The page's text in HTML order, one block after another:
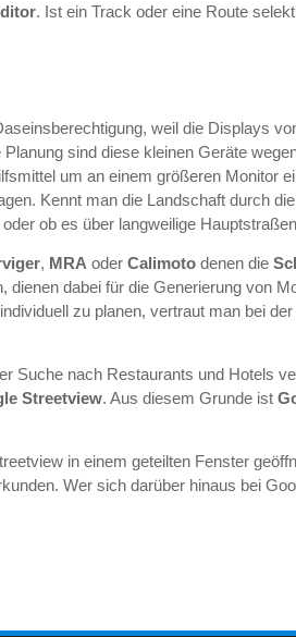
. Ist ein Track oder eine Route
weil die Displays
sind diese kleinen Geräte
um an einem größeren Monitor
Kennt man die Landschaft durch
ob es über langweilige
, MRA oderCalimotodenen die
dabei für die Generierung von
zu planen, vertraut man bei
Suche nach Restaurants und Hotels
Streetview. Aus diesem Grunde ist
in einem geteilten Fenster
Wer sich darüber hinaus bei